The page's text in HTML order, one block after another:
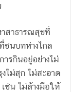
สาธารณสุขที่
ชนบทห่างไกล
รกินอยู่อย่างไม่
ไม่สุก ไม่สะอาด
ช่น ไม่ล้างมือให้